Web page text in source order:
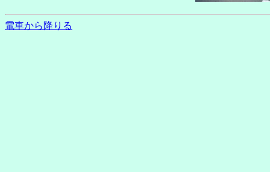
電車から降りる